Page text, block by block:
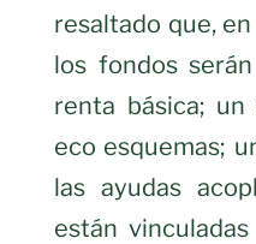
resaltado que,
los fondos
renta básica;
eco esquemas;
las ayudas
están